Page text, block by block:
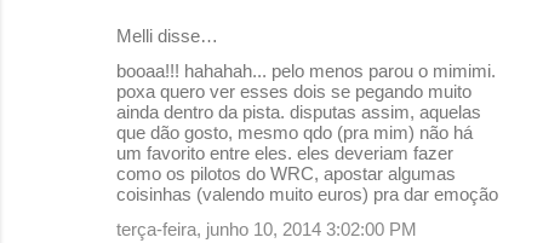
Melli disse…
booaa!!! hahahah... pelo menos parou o mimimi.
poxa quero ver esses dois se pegando muito
ainda dentro da pista. disputas assim, aquelas
que dão gosto, mesmo qdo (pra mim) não há
um favorito entre eles. eles deveriam fazer
como os pilotos do WRC, apostar algumas
coisinhas (valendo muito euros) pra dar emoção
terça-feira, junho 10, 2014 3:02:00 PM